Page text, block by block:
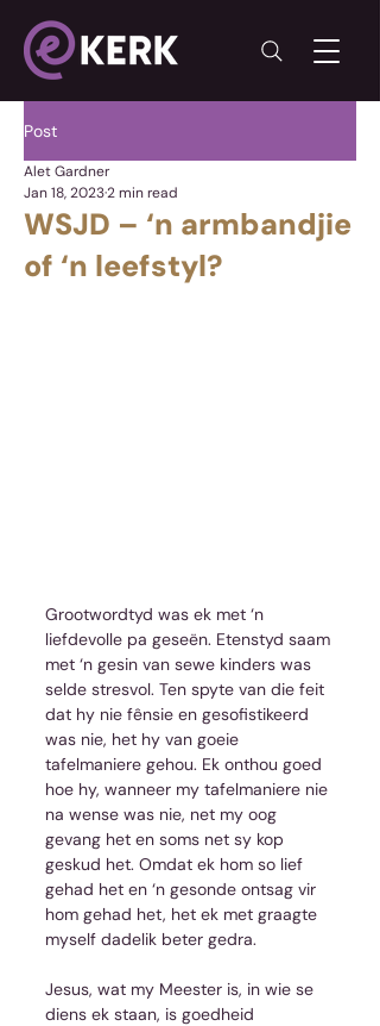
Post
WSJD – ‘n armbandjie
of ‘n leefstyl?
Alet Gardner
Jan 18, 20232 min read
Grootwordtyd was ek met ‘n
liefdevolle pa geseën. Etenstyd saam
met ‘n gesin van sewe kinders was
selde stresvol. Ten spyte van die feit
dat hy nie fênsie en gesofistikeerd
was nie, het hy van goeie
tafelmaniere gehou. Ek onthou goed
hoe hy, wanneer my tafelmaniere nie
na wense was nie, net my oog
gevang het en soms net sy kop
geskud het. Omdat ek hom so lief
gehad het en ‘n gesonde ontsag vir
hom gehad het, het ek met graagte
myself dadelik beter gedra.
Jesus, wat my Meester is, in wie se
diens ek staan, is goedheid